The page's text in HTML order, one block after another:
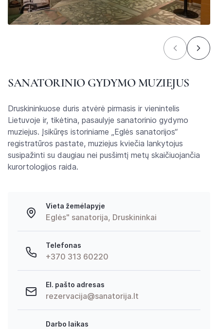
SANATORINIO GYDYMO MUZIEJUS
Druskininkuose duris atvėrė pirmasis ir vienintelis
Lietuvoje ir, tikėtina, pasaulyje sanatorinio gydymo
muziejus. Įsikūręs istoriniame „Eglės sanatorijos“
registratūros pastate, muziejus kviečia lankytojus
susipažinti su daugiau nei pusšimtį metų skaičiuojančia
kurortologijos raida.
Vieta žemėlapyje
Eglės" sanatorija, Druskininkai
Telefonas
+370 313 60220
El. pašto adresas
rezervacija@sanatorija.lt
Darbo laikas